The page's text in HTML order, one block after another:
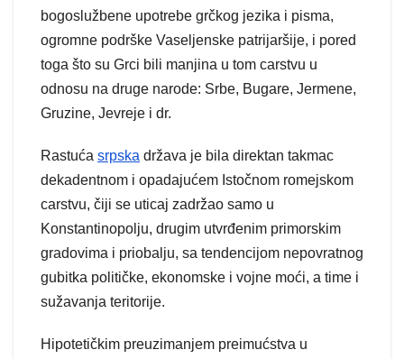
bogoslužbene upotrebe grčkog jezika i pisma,
ogromne podrške Vaseljenske patrijaršije, i pored
toga što su Grci bili manjina u tom carstvu u
odnosu na druge narode: Srbe, Bugare, Jermene,
Gruzine, Jevreje i dr.
Rastuća srpska država je bila direktan takmac
dekadentnom i opadajućem Istočnom romejskom
carstvu, čiji se uticaj zadržao samo u
Konstantinopolju, drugim utvrđenim primorskim
gradovima i priobalju, sa tendencijom nepovratnog
gubitka političke, ekonomske i vojne moći, a time i
sužavanja teritorije.
Hipotetičkim preuzimanjem preimućstva u